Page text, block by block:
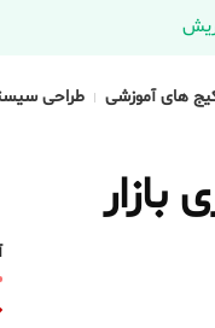
های آموزشی طراحی